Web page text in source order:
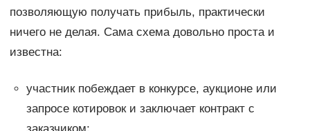
позволяющую получать прибыль, практически
ничего не делая. Сама схема довольно проста и
известна:
участник побеждает в конкурсе, аукционе или
запросе котировок и заключает контракт с
заказчиком;